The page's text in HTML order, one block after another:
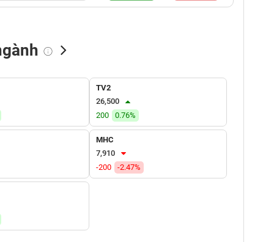
Tự doanh mua
TV2
26,500
200
0.76%
MHC
7,910
-200
-2.47%